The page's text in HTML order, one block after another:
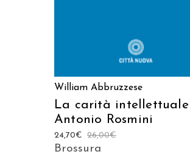
William Abbruzzese
La carità intellettuale
Antonio Rosmini
26,00€
24,70€
Brossura